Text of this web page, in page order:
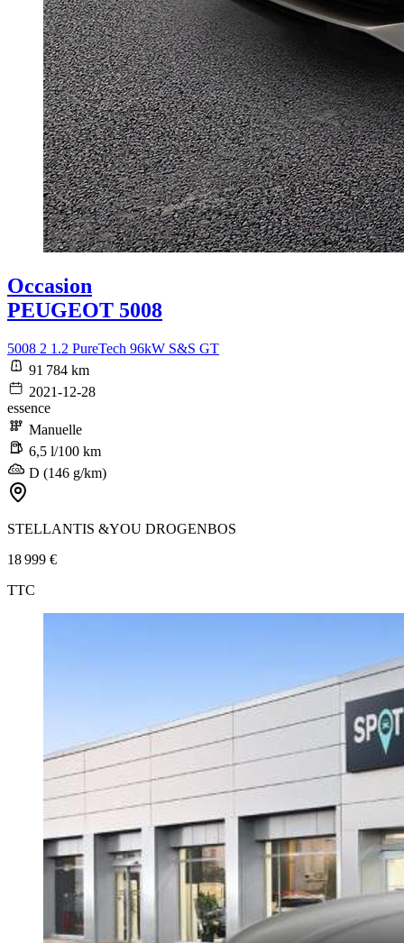
Occasion
PEUGEOT 5008
5008 2 1.2 PureTech 96kW S&S GT
91 784 km
2021-12-28
essence
Manuelle
6,5 l/100 km
D (146 g/km)
STELLANTIS &YOU DROGENBOS
18 999 €
TTC